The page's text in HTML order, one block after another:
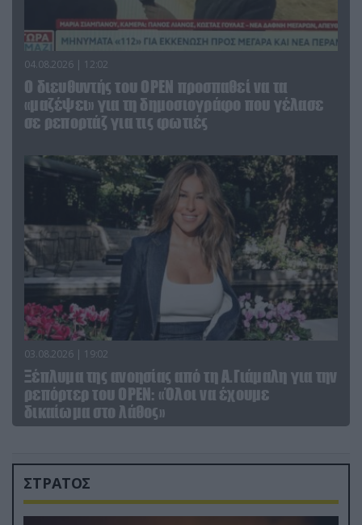
04.08.2026 | 12:02
O διευθυντής του OPEN προσπαθεί να τα
«μαζέψει» για τη δημοσιογράφο που γέλασε
σε ρεπορτάζ για τις φωτιές
03.08.2026 | 19:02
Ξέπλυμα της ανοησίας από τη Α.Γιάμαλη για την
ρεπόρτερ του ΟΡΕΝ: «Όλοι να έχουμε
δικαίωμα στο λάθος»
ΣΤΡΑΤΟΣ